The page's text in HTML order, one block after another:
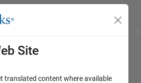
Site
translated content where available